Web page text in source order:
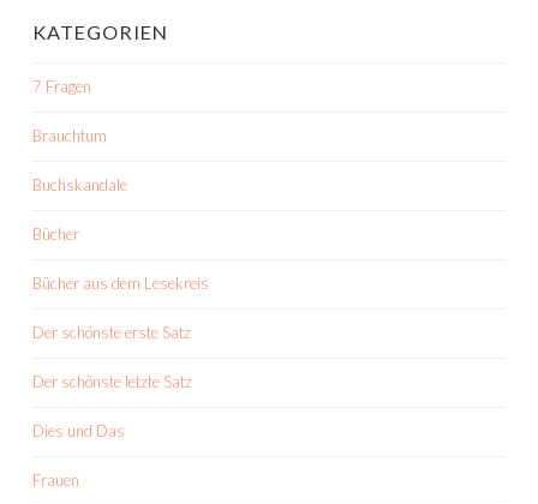
KATEGORIEN
7 Fragen
Brauchtum
Buchskandale
Bücher
Bücher aus dem Lesekreis
Der schönste erste Satz
Der schönste letzte Satz
Dies und Das
Frauen